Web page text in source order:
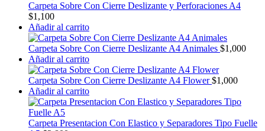
Carpeta Sobre Con Cierre Deslizante y Perforaciones A4
$1,100
Añadir al carrito
Carpeta Sobre Con Cierre Deslizante A4 Animales $1,000
Añadir al carrito
Carpeta Sobre Con Cierre Deslizante A4 Flower$1,000
Añadir al carrito
Carpeta Presentacion Con Elastico y Separadores Tipo Fuelle